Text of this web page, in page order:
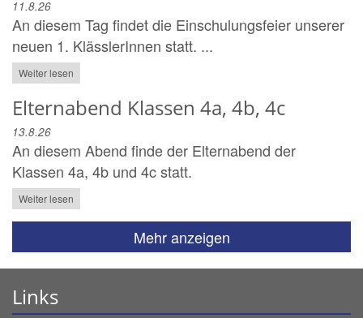
11.8.26
An diesem Tag findet die Einschulungsfeier unserer
neuen 1. KlässlerInnen statt. ...
Weiter lesen
Elternabend Klassen 4a, 4b, 4c
13.8.26
An diesem Abend finde der Elternabend der
Klassen 4a, 4b und 4c statt.
Weiter lesen
Mehr anzeigen
Links